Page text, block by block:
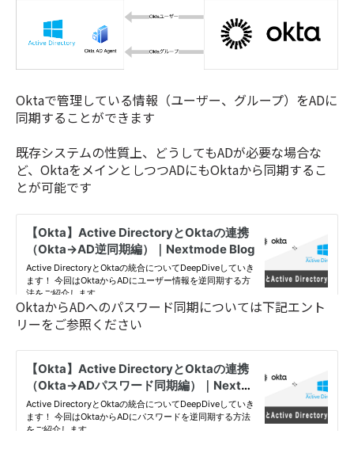
Oktaで管理している情報（ユーザー、グループ）をADに
同期することができます
既存システムの性質上、どうしてもADが必要な場合な
ど、OktaをメインとしつつADにもOktaから同期するこ
とが可能です
OktaからADへのパスワード同期については下記エント
リーをご参照ください